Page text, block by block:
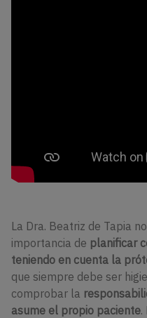
La Dra. Beatriz de Tapia
importancia de planificar
teniendo en cuenta la
que siempre debe ser
comprobar la
asume el propio paciente.